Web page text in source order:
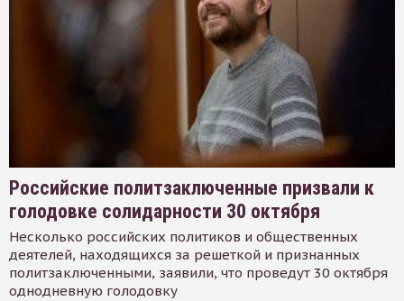
Российские политзаключенные призвали к
голодовке солидарности 30 октября
Несколько российских политиков и общественных
деятелей, находящихся за решеткой и признанных
политзаключенными, заявили, что проведут 30 октября
однодневную голодовку